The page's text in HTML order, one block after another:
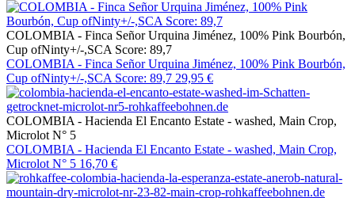
COLOMBIA - Finca Señor Urquina Jiménez, 100% Pink Bourbón,
Cup ofNinty+/-,SCA Score: 89,7
COLOMBIA - Finca Señor Urquina Jiménez, 100% Pink Bourbón,
Cup ofNinty+/-,SCA Score: 89,7 29,95 €
COLOMBIA - Hacienda El Encanto Estate - washed, Main Crop,
Microlot N° 5
COLOMBIA - Hacienda El Encanto Estate - washed, Main Crop,
Microlot N° 5 16,70 €